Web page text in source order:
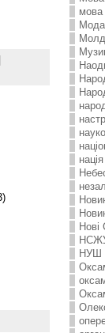
|
мова
Мода
нація
Нові
НУШ